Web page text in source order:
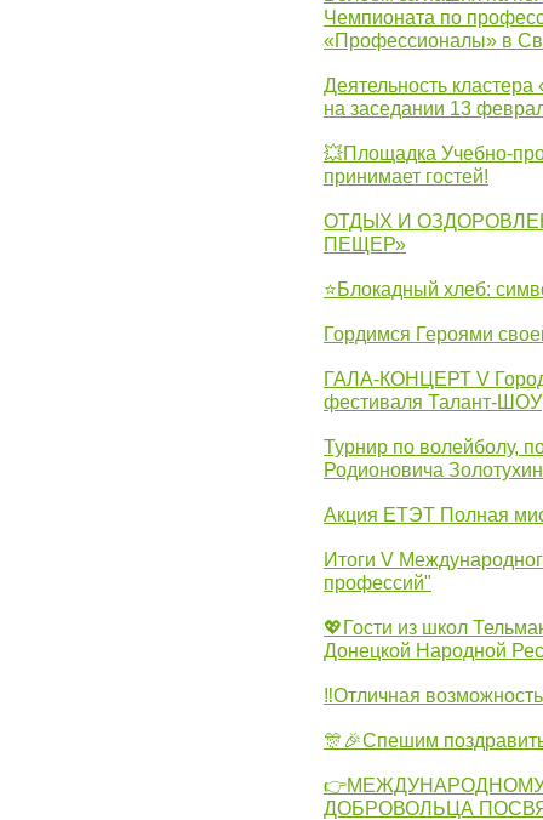
Чемпионата по
«Профессионалы» в
Деятельность
на заседании 13
💥Площадка Учебно-
принимает гостей!
ОТДЫХ И
ПЕЩЕР»
⭐Блокадный хлеб:
Гордимся Героями
ГАЛА-КОНЦЕРТ V
фестиваля Талант-ШОУ
Турнир по волейболу,
Родионовича
Акция ЕТЭТ Полная
Итоги V
профессий"
💖Гости из школ
Донецкой Народной
‼Отличная
🎊🎉Спешим
ДОБРОВОЛЬЦА